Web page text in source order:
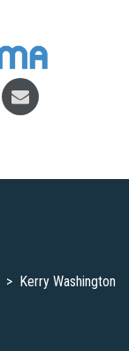
> Kerry Washington